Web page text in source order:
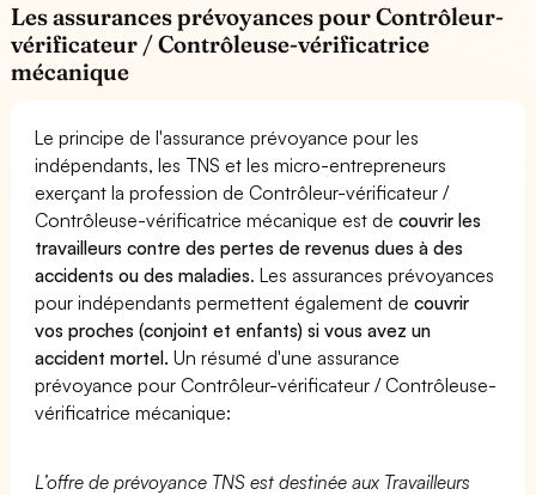
Les assurances prévoyances pour Contrôleur-
vérificateur / Contrôleuse-vérificatrice
mécanique
Le principe de l'assurance prévoyance pour les
indépendants, les TNS et les micro-entrepreneurs
exerçant la profession de Contrôleur-vérificateur /
Contrôleuse-vérificatrice mécanique est decouvrir les
travailleurs contre des pertes de revenus dues à des
accidents ou des maladies. Les assurances prévoyances
pour indépendants permettent également decouvrir
vos proches (conjoint et enfants) si vous avez un
accident mortel. Un résumé d'une assurance
prévoyance pour Contrôleur-vérificateur / Contrôleuse-
vérificatrice mécanique:
L’offre de prévoyance TNS est destinée aux Travailleurs